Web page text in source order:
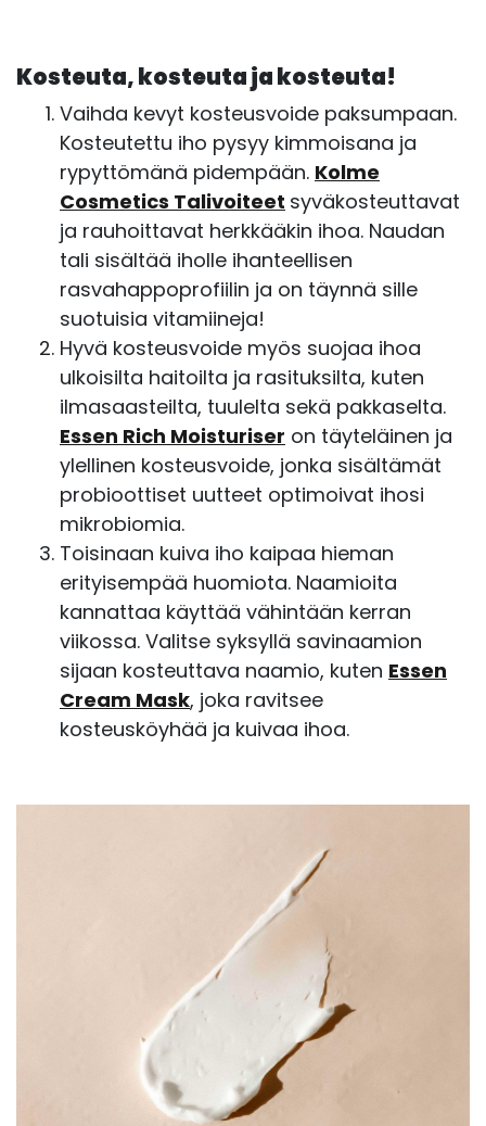
Kosteuta, kosteuta ja kosteuta!
Vaihda kevyt kosteusvoide paksumpaan.
Kosteutettu iho pysyy kimmoisana ja
rypyttömänä pidempään. Kolme
Cosmetics Talivoiteet syväkosteuttavat
ja rauhoittavat herkkääkin ihoa. Naudan
tali sisältää iholle ihanteellisen
rasvahappoprofiilin ja on täynnä sille
suotuisia vitamiineja!
Hyvä kosteusvoide myös suojaa ihoa
ulkoisilta haitoilta ja rasituksilta, kuten
ilmasaasteilta, tuulelta sekä pakkaselta.
Essen Rich Moisturiser on täyteläinen ja
ylellinen kosteusvoide, jonka sisältämät
probioottiset uutteet optimoivat ihosi
mikrobiomia.
Toisinaan kuiva iho kaipaa hieman
erityisempää huomiota. Naamioita
kannattaa käyttää vähintään kerran
viikossa. Valitse syksyllä savinaamion
sijaan kosteuttava naamio, kuten Essen
Cream Mask, joka ravitsee
kosteusköyhää ja kuivaa ihoa.